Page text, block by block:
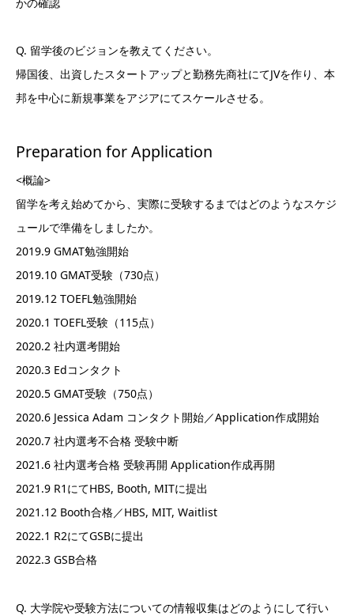
Q. 留学後のビジョンを教えてください。
帰国後、出資したスタートアップと勤務先商社にてJVを作り、本
邦を中心に新規事業をアジアにてスケールさせる。
Preparation for Application
<概論>
留学を考え始めてから、実際に受験するまではどのようなスケジ
ュールで準備をしましたか。
2019.9 GMAT勉強開始
2019.10 GMAT受験（730点）
2019.12 TOEFL勉強開始
2020.1 TOEFL受験（115点）
2020.2 社内選考開始
2020.3 Edコンタクト
2020.5 GMAT受験（750点）
2020.6 Jessica Adam コンタクト開始／Application作成開始
2020.7 社内選考不合格 受験中断
2021.6 社内選考合格 受験再開 Application作成再開
2021.9 R1にてHBS, Booth, MITに提出
2021.12 Booth合格／HBS, MIT, Waitlist
2022.1 R2にてGSBに提出
2022.3 GSB合格
Q. 大学院や受験方法についての情報収集はどのようにして行い